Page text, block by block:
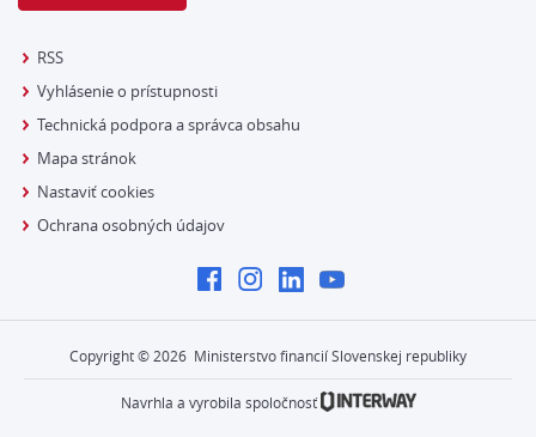
RSS
Vyhlásenie o prístupnosti
Technická podpora a správca obsahu
Mapa stránok
Nastaviť cookies
Ochrana osobných údajov
Copyright © 2026 Ministerstvo financií Slovenskej republiky
Navrhla a vyrobila spoločnosť